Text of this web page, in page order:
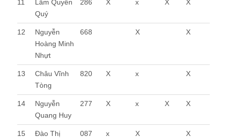
11
Lâm Quyền
Quý
286 X x X X
12
Nguyễn
Hoàng Minh
Nhựt
668 X X
13
Châu Vĩnh
Tòng
820 X x X
14
Nguyễn
Quang Huy
277 X x X X
15
Đào Thị
087 x X X